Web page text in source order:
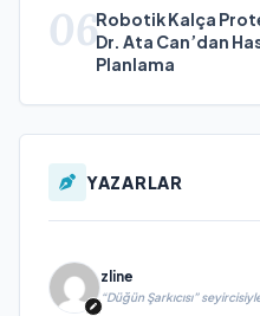
06Robotik Kalça
Dr. Ata Can’dan
Planlama
YAZARLAR
zline
“Düğün Şarkıcısı”